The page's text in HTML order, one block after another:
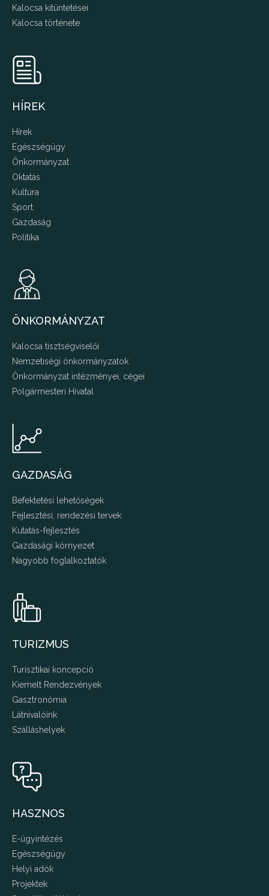
Kalocsa kitüntetései
Kalocsa története
HÍREK
Hírek
Egészségügy
Önkormányzat
Oktatás
Kultúra
Sport
Gazdaság
Politika
ÖNKORMÁNYZAT
Kalocsa tisztségviselői
Nemzetiségi önkormányzatok
Önkormányzat intézményei, cégei
Polgármesteri Hivatal
GAZDASÁG
Befektetési lehetőségek
Fejlesztési, rendezési tervek
Kutatás-fejlesztés
Gazdasági környezet
Nagyobb foglalkoztatók
TURIZMUS
Turisztikai koncepció
Kiemelt Rendezvények
Gasztronómia
Látnivalóink
Szálláshelyek
HASZNOS
E-ügyintézés
Egészségügy
Helyi adók
Projektek